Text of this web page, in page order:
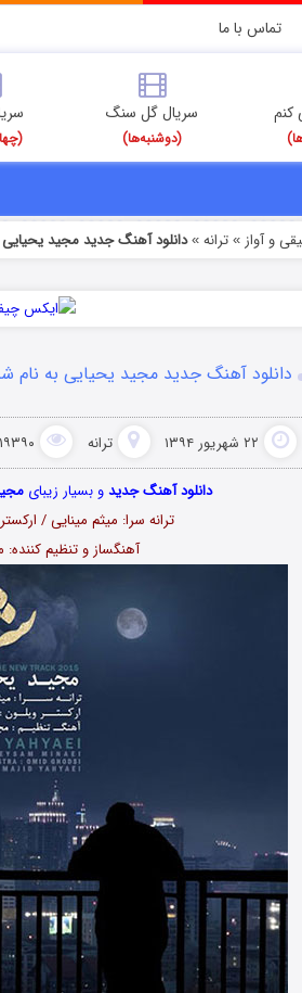
تماس با ما
کنم سریال گل سنگ
(دوشنبه‌ها)
و آواز » ترانه»دانلود آهنگ جدید مجید
دانلود آهنگ جدید مجید یحیایی به نام
۲۲ شهریور ۱۳۹۴ ترانه ۱۹۳۹۰ بازدید
دانلود آهنگ جدیدو بسیار زیبای
ترانه سرا: میثم مینایی /
آهنگساز و تنظیم